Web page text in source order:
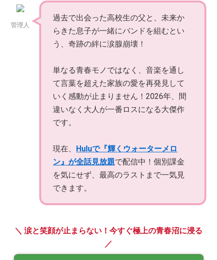
管理人
過去で出会った高校生の父と、未来か
らきた息子が一緒にバンドを組むとい
う、奇跡の絆に涙腺崩壊！
単なる青春モノではなく、音楽を通し
て言葉を超えた家族の愛を再発見して
いく感動が止まりません！2026年、間
違いなく大人が一番ロスになる大傑作
です。
現在、
Huluで『輝くウォーターメロ
ン』が全話見放題で配信中！個別課金
を気にせず、最高のラストまで一気見
できます。
＼ 涙と笑顔が止まらない！今すぐ極上の青春沼に浸る
／